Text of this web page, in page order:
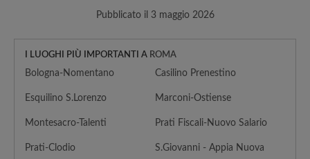
Pubblicato il 3 maggio 2026
I LUOGHI PIÙ IMPORTANTI A ROMA
Bologna-Nomentano Casilino Prenestino
Esquilino S.Lorenzo Marconi-Ostiense
Montesacro-Talenti Prati Fiscali-Nuovo Salario
Prati-Clodio S.Giovanni - Appia Nuova